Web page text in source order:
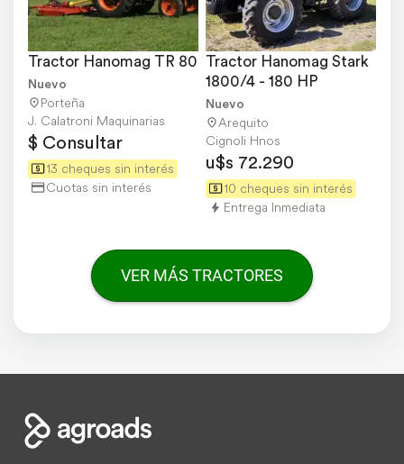
Tractor Hanomag TR 80
Nuevo
Porteña
J. Calatroni Maquinarias
$ Consultar
13 cheques sin interés
Cuotas sin interés
Tractor Hanomag Stark
1800/4 - 180 HP
Nuevo
Arequito
Cignoli Hnos
u$s 72.290
10 cheques sin interés
Entrega Inmediata
VER MÁS TRACTORES